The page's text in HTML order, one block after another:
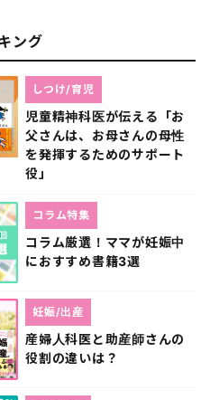
ング
児童精神科医が伝える「お
父さんは、お母さんの母性
を発揮するためのサポート
役」
しつけ/育児
コラム厳選！ママが妊娠中
におすすめ書籍3選
コラム特集
産婦人科医と助産師さんの
役割の違いは？
妊娠/出産